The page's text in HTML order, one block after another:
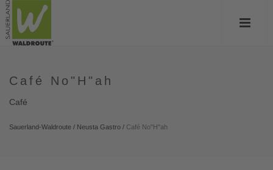
Café No"H"ah
Café
Sauerland-Waldroute / Neusta Gastro / Café No"H"ah